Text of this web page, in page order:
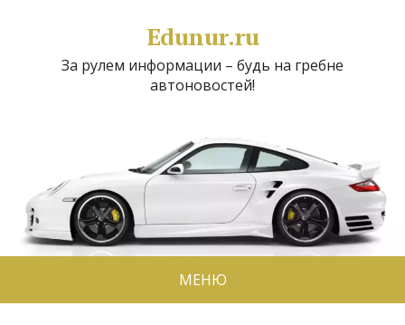
Edunur.ru
За рулем информации – будь на гребне
автоновостей!
МЕНЮ